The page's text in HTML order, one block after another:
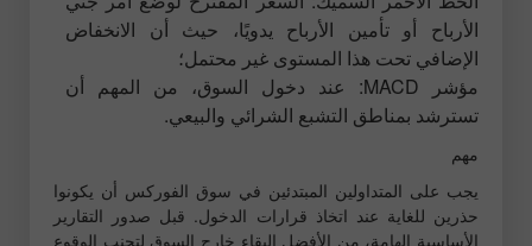
الأرباح أو تأمين الأرباح يدويًا، حيث أن الانخفاض
الإضافي تحت هذا المستوى غير محتمل؛
مؤشر MACD: عند دخول السوق، من المهم أن
تسترشد بمناطق التشبع الشرائي والبيعي.
مهم
يجب على المتداولين المبتدئين في سوق الفوركس أن يكونوا
حذرين للغاية عند اتخاذ قرارات الدخول. قبل صدور التقارير
الأساسية الهامة، من الأفضل البقاء خارج السوق لتجنب الوقوع